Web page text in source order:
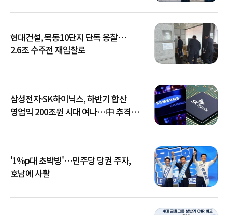
현대건설, 목동10단지 단독 응찰…
2.6조 수주전 재입찰로
삼성전자·SK하이닉스, 하반기 합산
영업익 200조원 시대 여나…中 추격은
'1%p대 초박빙'…민주당 당권 주자,
호남에 사활